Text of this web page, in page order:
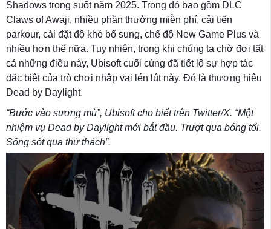
Shadows trong suốt năm 2025. Trong đó bao gồm DLC
Claws of Awaji, nhiều phần thưởng miễn phí, cải tiến
parkour, cài đặt độ khó bổ sung, chế độ New Game Plus và
nhiều hơn thế nữa. Tuy nhiên, trong khi chúng ta chờ đợi tất
cả những điều này, Ubisoft cuối cùng đã tiết lộ sự hợp tác
đặc biệt của trò chơi nhập vai lén lút này. Đó là thương hiệu
Dead by Daylight.
“Bước vào sương mù”, Ubisoft cho biết trên Twitter/X. “Một
nhiệm vụ Dead by Daylight mới bắt đầu. Trượt qua bóng tối.
Sống sót qua thử thách”.